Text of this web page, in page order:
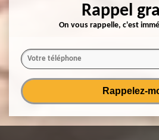
Rappel
On vous rappelle, c'est